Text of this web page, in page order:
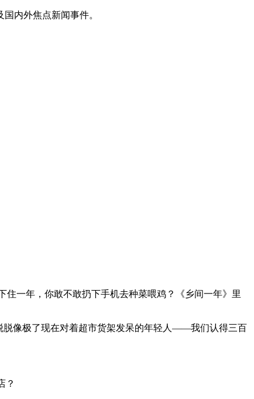
内外焦点新闻事件。
一年，你敢不敢扔下手机去种菜喂鸡？《乡间一年》里
脱像极了现在对着超市货架发呆的年轻人——我们认得三百
？